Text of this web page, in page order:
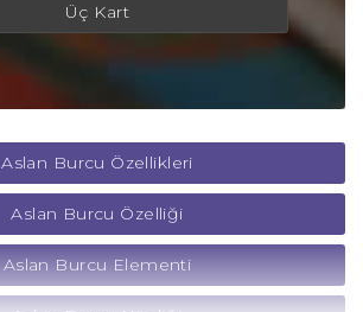
Üç Kart
Aslan Burcu Özellikleri
Aslan Burcu Özelliği
Aslan Burcu Elementi